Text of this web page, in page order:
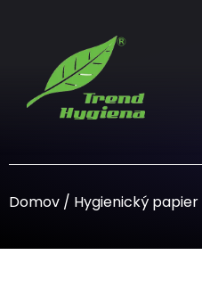
Domov / Hygienický papier